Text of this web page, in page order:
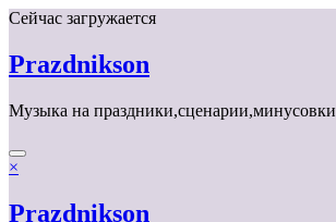
Перейти
содержимому
Сейчас загружается
Prazdnikson
Музыка на праздники,сценарии,минусовки
×
Prazdnikson